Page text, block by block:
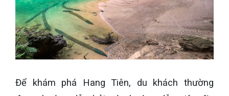
Để khám phá Hang Tiên, du khách thường